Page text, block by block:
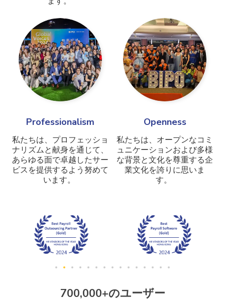
Professionalism
私たちは、プロフェッショ
ナリズムと献身を通じて、
あらゆる面で卓越したサー
ビスを提供するよう努めて
います。
Openness
私たちは、オープンなコミ
ュニケーションおよび多様
な背景と文化を尊重する企
業文化を誇りに思いま
す。
700,000+のユーザー